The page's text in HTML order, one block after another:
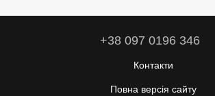
+38 097 0196 346
Контакти
Повна версія сайту